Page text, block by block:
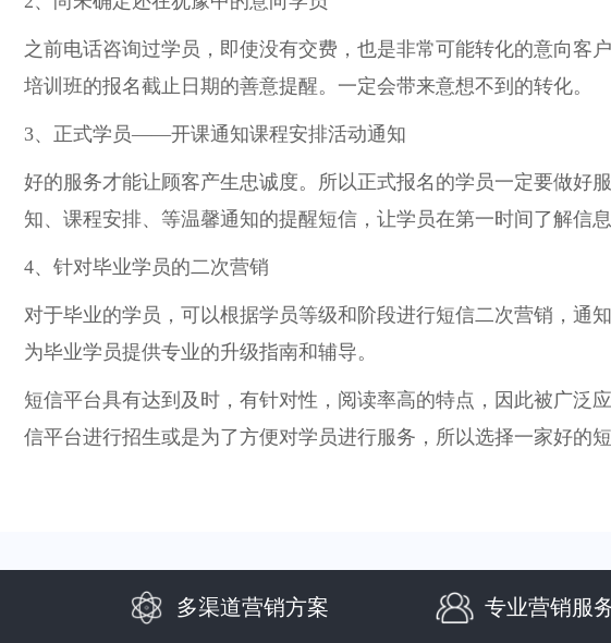
之前电话咨询过学员，即使没有交费，也是非常可能转化的意向客
培训班的报名截止日期的善意提醒。一定会带来意想不到的转化。
3、正式学员——开课通知课程安排活动通知
好的服务才能让顾客产生忠诚度。所以正式报名的学员一定要做好
知、课程安排、等温馨通知的提醒短信，让学员在第一时间了解信息
4、针对毕业学员的二次营销
对于毕业的学员，可以根据学员等级和阶段进行短信二次营销，通
为毕业学员提供专业的升级指南和辅导。
短信平台具有达到及时，有针对性，阅读率高的特点，因此被广泛
信平台进行招生或是为了方便对学员进行服务，所以选择一家好的短
多渠道营销方案 专业营销服